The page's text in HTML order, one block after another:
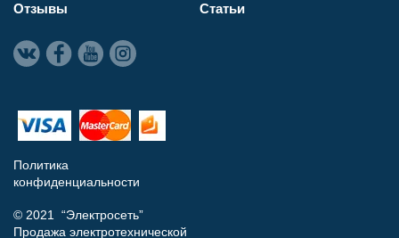
Отзывы
Статьи
Политика
конфиденциальности
© 2021 “Электросеть”
Продажа электротехнической